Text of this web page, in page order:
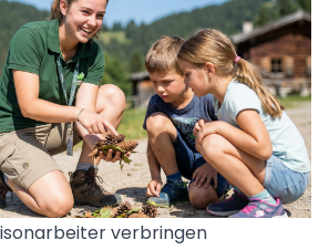
verbringen